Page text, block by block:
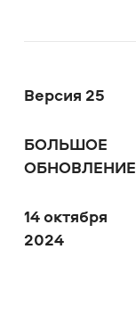
Версия 25
БОЛЬШОЕ
ОБНОВЛЕНИЕ
14 октября
2024